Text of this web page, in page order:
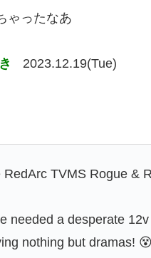
ゃったなあ
2023.12.19(Tue)
RedArc TVMS Rogue &
needed a desperate
nothing but dramas! 😵